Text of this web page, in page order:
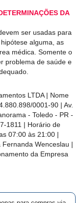
DA
ser usadas para
alguma, as
médica. Somente o
problema de saúde e
LTDA | Nome
0001-90 | Av.
- Toledo - PR -
1811 | Horário de
07:00 às 21:00 |
Wenceslau |
da Empresa